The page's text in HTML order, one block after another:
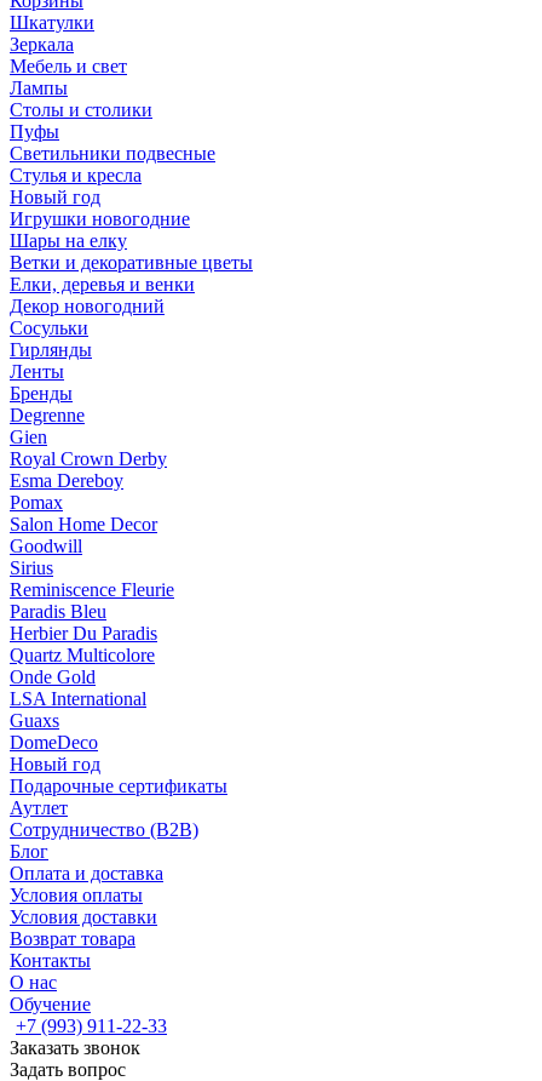
Шкатулки
Зеркала
Мебель и свет
Лампы
Столы и столики
Пуфы
Светильники подвесные
Стулья и кресла
Новый год
Игрушки новогодние
Шары на елку
Ветки и декоративные цветы
Елки, деревья и венки
Декор новогодний
Сосульки
Гирлянды
Ленты
Бренды
Degrenne
Gien
Royal Crown Derby
Esma Dereboy
Pomax
Salon Home Decor
Goodwill
Sirius
Reminiscence Fleurie
Paradis Bleu
Herbier Du Paradis
Quartz Multicolore
Onde Gold
LSA International
Guaxs
DomeDeco
Новый год
Подарочные сертификаты
Аутлет
Сотрудничество (B2B)
Блог
Оплата и доставка
Условия оплаты
Условия доставки
Возврат товара
Контакты
О нас
Обучение
+7 (993) 911-22-33
Заказать звонок
Задать вопрос